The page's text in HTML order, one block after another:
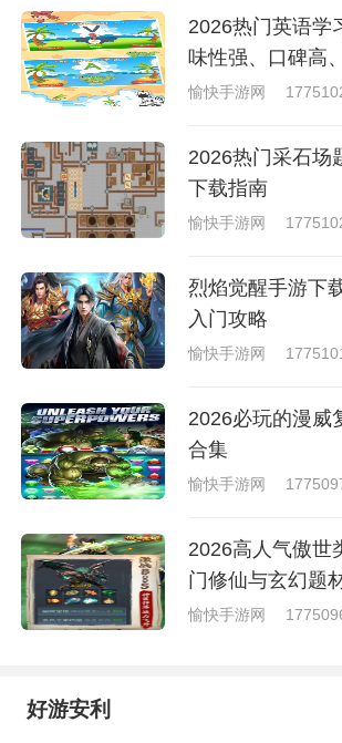
就是收集了
戏，相信你
2026热门英语学
味性强、口碑高
的英语游戏合集
愉快手游网
2026热门采石场
下载指南
愉快手游网
烈焰觉醒手游下
入门攻略
愉快手游网
2026必玩的漫威
合集
愉快手游网
2026高人气傲世
门修仙与玄幻题
愉快手游网
好游安利